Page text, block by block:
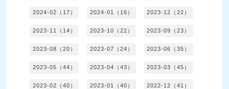
2024-02（17） 2024-01（16） 2023-12（22）
2023-11（14） 2023-10（22） 2023-09（23）
2023-08（20） 2023-07（24） 2023-06（35）
2023-05（44） 2023-04（43） 2023-03（45）
2023-02（40） 2023-01（40） 2022-12（41）